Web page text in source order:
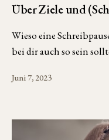
Über Ziele und
Wieso eine
bei dir auch so sein
Juni 7, 2023